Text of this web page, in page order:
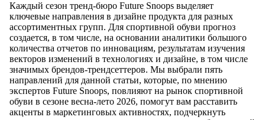
Каждый сезон тренд-бюро Future Snoops выделяет
ключевые направления в дизайне продукта для разных
ассортиментных групп. Для спортивной обуви прогноз
создается, в том числе, на основании аналитики большого
количества отчетов по инновациям, результатам изучения
векторов изменений в технологиях и дизайне, в том числе
значимых брендов-трендсеттеров. Мы выбрали пять
направлений для данной статьи, которые, по мнению
экспертов Future Snoops, повлияют на рынок спортивной
обуви в сезоне весна-лето 2026, помогут вам расставить
акценты в маркетинговых активностях, подчеркнуть